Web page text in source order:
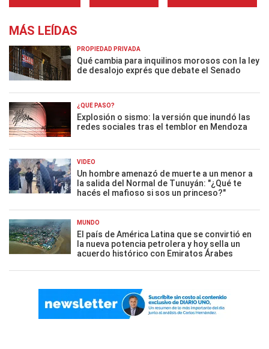
MÁS LEÍDAS
PROPIEDAD PRIVADA
Qué cambia para inquilinos morosos con la ley
de desalojo exprés que debate el Senado
¿QUÉ PASÓ?
Explosión o sismo: la versión que inundó las
redes sociales tras el temblor en Mendoza
VIDEO
Un hombre amenazó de muerte a un menor a
la salida del Normal de Tunuyán: "¿Qué te
hacés el mafioso si sos un princeso?"
MUNDO
El país de América Latina que se convirtió en
la nueva potencia petrolera y hoy sella un
acuerdo histórico con Emiratos Árabes